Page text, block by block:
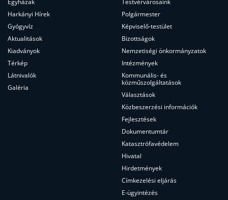
Egyházak
Harkányi Hírek
Gyógyvíz
Aktualitások
Kiadványok
Térkép
Látnivalók
Galéria
Testvérvárosaink
Polgármester
Képviselő-testület
Bizottságok
Nemzetiségi önkormányzatok
Intézmények
Kommunális- és
közműszolgáltatások
Választások
Közbeszerzési információk
Fejlesztések
Dokumentumtár
Katasztrófavédelem
Hivatal
Hirdetmények
Címkezelési eljárás
E-ügyintézés